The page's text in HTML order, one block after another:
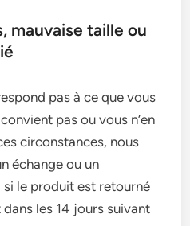
mauvaise taille ou
pas à ce que vous
pas ou vous n’en
circonstances, nous
échange ou un
le produit est retourné
les 14 jours suivant